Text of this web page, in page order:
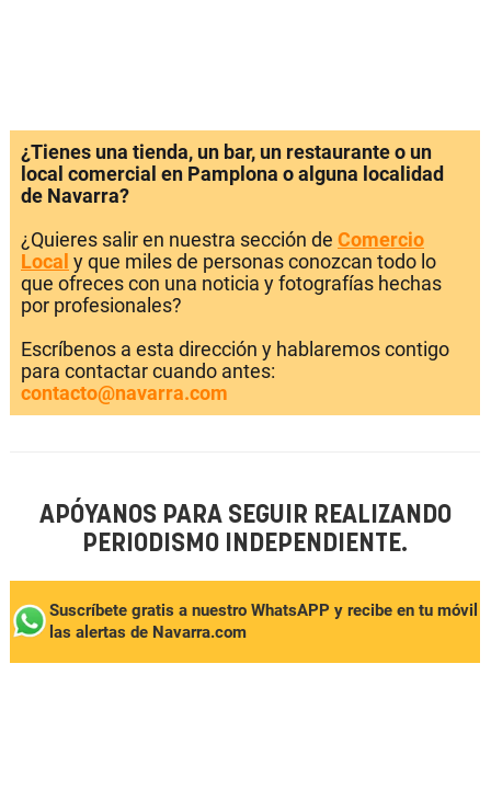
¿Tienes una tienda, un bar, un restaurante o un
local comercial en Pamplona o alguna localidad
de Navarra?
¿Quieres salir en nuestra sección de Comercio
Local y que miles de personas conozcan todo lo
que ofreces con una noticia y fotografías hechas
por profesionales?
Escríbenos a esta dirección y hablaremos contigo
para contactar cuando antes:
contacto@navarra.com
APÓYANOS PARA SEGUIR REALIZANDO
PERIODISMO INDEPENDIENTE.
Suscríbete gratis a nuestro WhatsAPP y recibe en tu móvil
las alertas de Navarra.com